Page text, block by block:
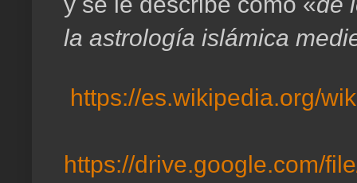
la astrología islámica
https://es.wikipedia.org/
https://drive.google.com/